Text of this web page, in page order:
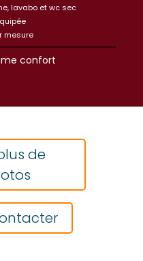
lavabo et wc sec
mesure
confort
de